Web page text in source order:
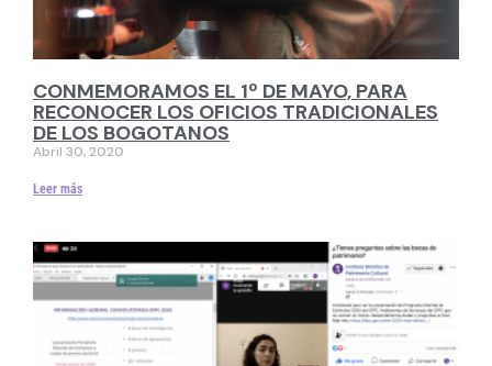
CONMEMORAMOS EL 1º DE MAYO, PARA
RECONOCER LOS OFICIOS TRADICIONALES
DE LOS BOGOTANOS
Abril 30, 2020
Leer más